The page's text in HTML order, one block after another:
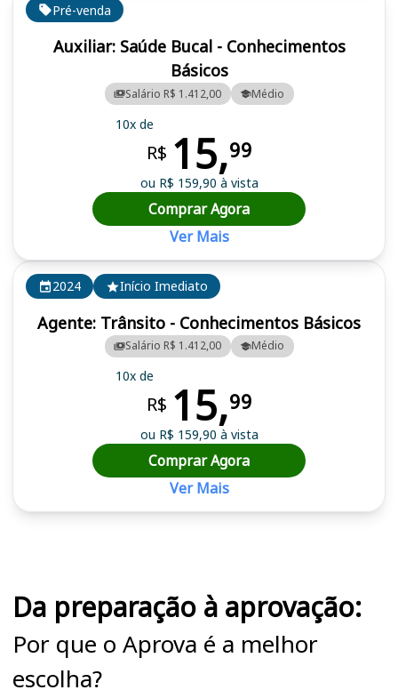
2024 Início Imediato
Agente: Trânsito - Conhecimentos Básicos
Salário R$ 1.412,00 Médio
10x de
R$ 15,99
ou R$ 159,90 à vista
Comprar Agora
Ver Mais
Pré-venda
Auxiliar: Saúde Bucal - Conhecimentos
Básicos
Salário R$ 1.412,00 Médio
10x de
R$ 15,99
ou R$ 159,90 à vista
Comprar Agora
Ver Mais
Da preparação à aprovação:
Por que o Aprova é a melhor
escolha?